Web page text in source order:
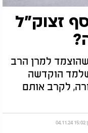
זצוק"ל
למרן הרב
הוקדשה
לקרב אותם